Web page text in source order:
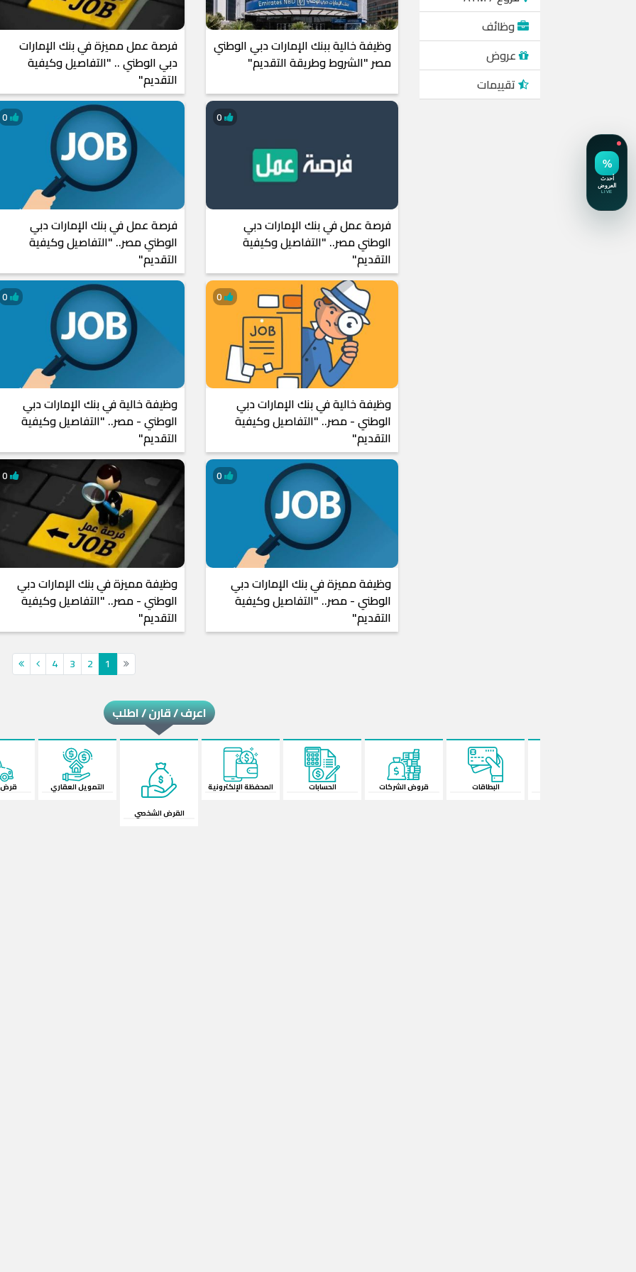
وظائف
عروض
تقييمات
وظيفة خالية ببنك الإمارات دبي الوطني
مصر "الشروط وطريقة التقديم"
فرصة عمل مميزة في بنك الإمارات
دبي الوطني .. "التفاصيل وكيفية
التقديم"
فرصة عمل في بنك الإمارات دبي
الوطني مصر.. "التفاصيل وكيفية
التقديم"
فرصة عمل في بنك الإمارات دبي
الوطني مصر.. "التفاصيل وكيفية
التقديم"
0
وظيفة خالية في بنك الإمارات دبي
الوطني - مصر.. "التفاصيل وكيفية
التقديم"
وظيفة خالية في بنك الإمارات دبي
الوطني - مصر.. "التفاصيل وكيفية
التقديم"
0
وظيفة مميزة في بنك الإمارات دبي
الوطني - مصر.. "التفاصيل وكيفية
التقديم"
وظيفة مميزة في بنك الإمارات دبي
الوطني - مصر.. "التفاصيل وكيفية
التقديم"
0
1
2
3
4
اعرف / قارن / اطلب
قروض الشركات الحسابات المحفظة الإلكترونية
القرض الشخصي
التمويل العقاري
قرض السيارة